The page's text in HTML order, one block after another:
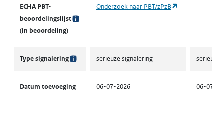
ECHA PBT-
beoordelingslijst
(in beoordeling)
Onderzoek naar PBT/zPzB
Type signalering serieuze signalering serieuze
Datum toevoeging 06-07-2026 06-07-